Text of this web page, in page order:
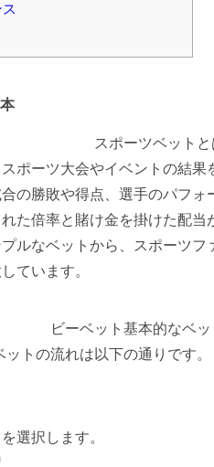
スポーツベットと
ポーツ大会やイベントの結
の勝敗や得点、選手のパフ
た倍率と賭け金を掛けた配
ルなベットから、スポーツフ
ています。
ビーベット基本的なベ
トの流れは以下の通りです。
選択します。